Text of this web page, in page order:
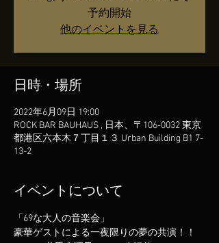
予約開始
他のイベントを見る
日時・場所
2022年6月09日 19:00
ROCK BAR BAUHAUS , 日本、〒106-0032 東京
都港区六本木７丁目１３ Urban Building B1 7-
13-2
イベントについて
「69な大人の音楽会」
豪華ゲストによる一夜限りの夢の共演！！